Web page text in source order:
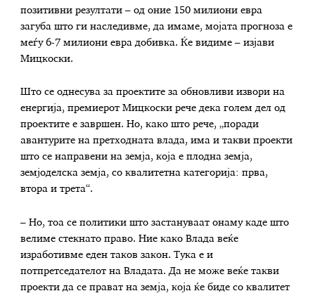
позитивни резултати – од оние 150 милиони евра
загуба што ги наследивме, да имаме, мојата прогноза е
меѓу 6-7 милиони евра добивка. Ќе видиме – изјави
Мицкоски.
Што се однесува за проектите за обновливи извори на
енергија, премиерот Мицкоски рече дека голем дел од
проектите е завршен. Но, како што рече, „поради
авантурите на претходната влада, има и такви проекти
што се направени на земја, која е плодна земја,
земјоделска земја, со квалитетна категорија: прва,
втора и трета“.
– Но, тоа се политики што застануваат онаму каде што
велиме стекнато право. Ние како Влада веќе
изработивме еден таков закон. Тука е и
потпретседателот на Владата. Да не може веќе такви
проекти да се прават на земја, која ќе биде со квалитет